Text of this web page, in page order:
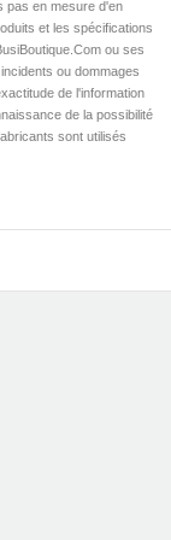
pas en mesure d'en
et les spécifications
ou ses
ou dommages
de l'information
de la possibilité
sont utilisés